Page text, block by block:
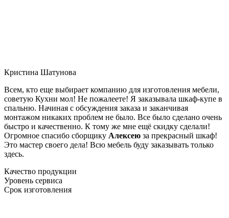
Кристина Шатунова
Всем, кто еще выбирает компанию для изготовления мебели,
советую Кухни мол! Не пожалеете! Я заказывала шкаф-купе в
спальню. Начиная с обсуждения заказа и заканчивая
монтажом никаких проблем не было. Все было сделано очень
быстро и качественно. К тому же мне ещё скидку сделали!
Огромное спасибо сборщику Алексею за прекрасный шкаф!
Это мастер своего дела! Всю мебель буду заказывать только
здесь.
Качество продукции
Уровень сервиса
Срок изготовления